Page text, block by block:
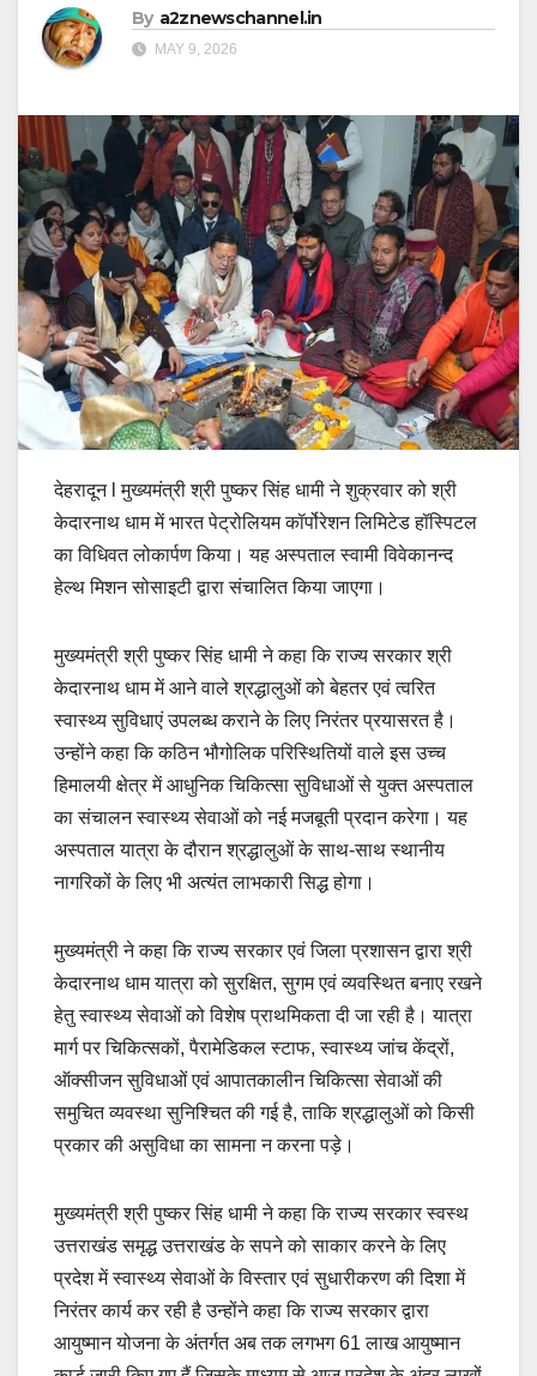
By a2znewschannel.in
MAY 9, 2026
देहरादून l मुख्यमंत्री श्री पुष्कर सिंह धामी ने शुक्रवार को श्री
केदारनाथ धाम में भारत पेट्रोलियम कॉर्पोरेशन लिमिटेड हॉस्पिटल
का विधिवत लोकार्पण किया। यह अस्पताल स्वामी विवेकानन्द
हेल्थ मिशन सोसाइटी द्वारा संचालित किया जाएगा।
मुख्यमंत्री श्री पुष्कर सिंह धामी ने कहा कि राज्य सरकार श्री
केदारनाथ धाम में आने वाले श्रद्धालुओं को बेहतर एवं त्वरित
स्वास्थ्य सुविधाएं उपलब्ध कराने के लिए निरंतर प्रयासरत है।
उन्होंने कहा कि कठिन भौगोलिक परिस्थितियों वाले इस उच्च
हिमालयी क्षेत्र में आधुनिक चिकित्सा सुविधाओं से युक्त अस्पताल
का संचालन स्वास्थ्य सेवाओं को नई मजबूती प्रदान करेगा। यह
अस्पताल यात्रा के दौरान श्रद्धालुओं के साथ-साथ स्थानीय
नागरिकों के लिए भी अत्यंत लाभकारी सिद्ध होगा।
मुख्यमंत्री ने कहा कि राज्य सरकार एवं जिला प्रशासन द्वारा श्री
केदारनाथ धाम यात्रा को सुरक्षित, सुगम एवं व्यवस्थित बनाए रखने
हेतु स्वास्थ्य सेवाओं को विशेष प्राथमिकता दी जा रही है। यात्रा
मार्ग पर चिकित्सकों, पैरामेडिकल स्टाफ, स्वास्थ्य जांच केंद्रों,
ऑक्सीजन सुविधाओं एवं आपातकालीन चिकित्सा सेवाओं की
समुचित व्यवस्था सुनिश्चित की गई है, ताकि श्रद्धालुओं को किसी
प्रकार की असुविधा का सामना न करना पड़े।
मुख्यमंत्री श्री पुष्कर सिंह धामी ने कहा कि राज्य सरकार स्वस्थ
उत्तराखंड समृद्ध उत्तराखंड के सपने को साकार करने के लिए
प्रदेश में स्वास्थ्य सेवाओं के विस्तार एवं सुधारीकरण की दिशा में
निरंतर कार्य कर रही है उन्होंने कहा कि राज्य सरकार द्वारा
आयुष्मान योजना के अंतर्गत अब तक लगभग 61 लाख आयुष्मान